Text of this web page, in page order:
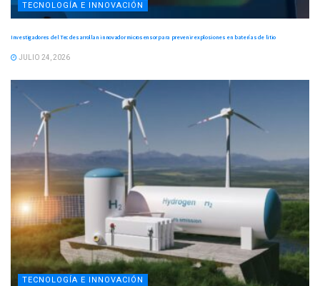
TECNOLOGÍA E INNOVACIÓN
Investigadores del Tec desarrollan innovador microsensor para prevenir explosiones en baterías de litio
JULIO 24, 2026
TECNOLOGÍA E INNOVACIÓN